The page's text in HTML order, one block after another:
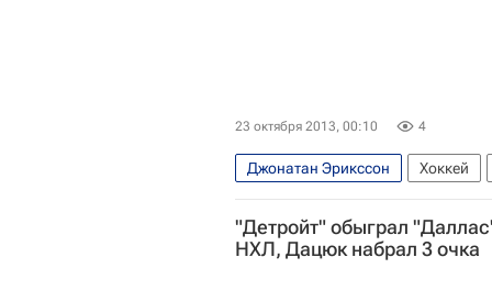
23 октября 2013, 00:10 4
Джонатан Эрикссон Хоккей
Национальная хоккейная лига
"Детройт" обыграл
НХЛ, Дацюк набрал 3 очка